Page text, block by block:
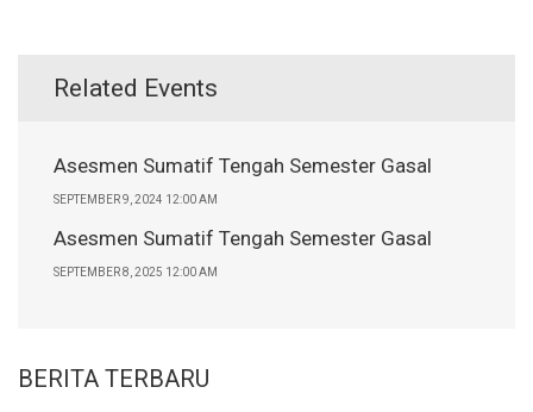
Related Events
Asesmen Sumatif Tengah Semester Gasal
SEPTEMBER 9, 2024 12:00 AM
Asesmen Sumatif Tengah Semester Gasal
SEPTEMBER 8, 2025 12:00 AM
BERITA TERBARU